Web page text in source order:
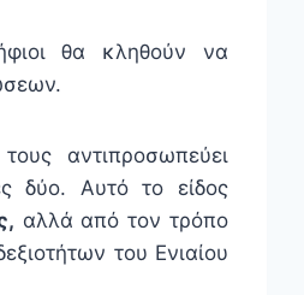
θα κληθούν να
αντιπροσωπεύει
δύο. Αυτό το είδος
αλλά από τον τρόπο
του Ενιαίου